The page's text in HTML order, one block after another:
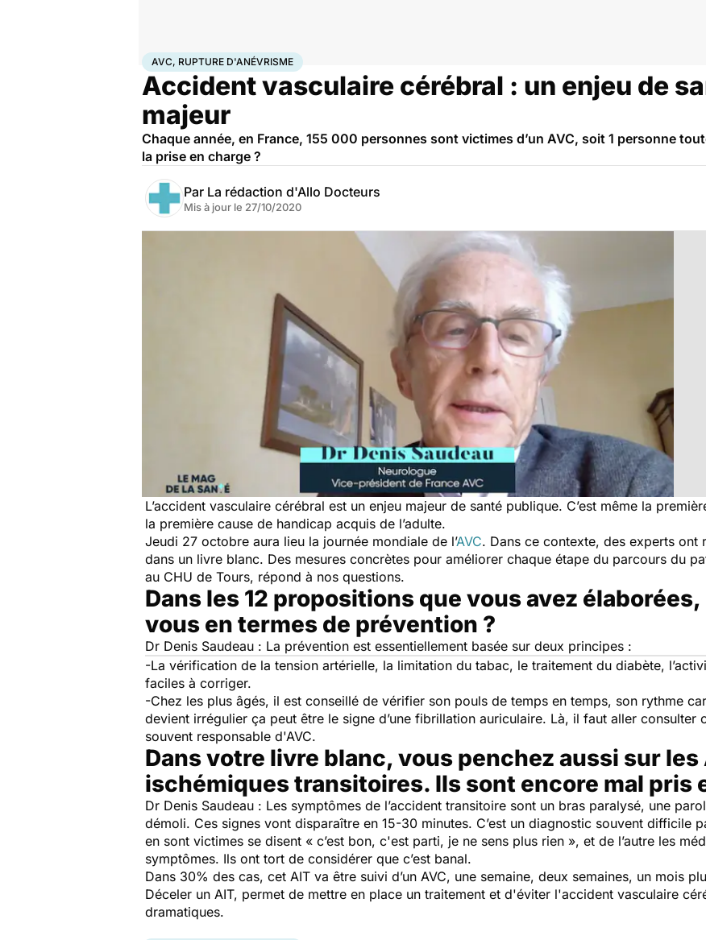
Accueil SantéAVC, rupture d'anévrisme
AVC, RUPTURE D'ANÉVRISME
Accident vasculaire cérébral : un enjeu de
majeur
Chaque année, en France, 155 000 personnes sont victimes d’un AVC, soit 1 personne
la prise en charge ?
Par La rédaction d'Allo Docteurs
Mis à jour le 27/10/2020
L’accident vasculaire cérébral est un enjeu majeur de santé publique. C’est même la
la première cause de handicap acquis de l’adulte.
Jeudi 27 octobre aura lieu la journée mondiale de l’AVC. Dans ce contexte, des experts
dans un livre blanc. Des mesures concrètes pour améliorer chaque étape du parcours du
au CHU de Tours, répond à nos questions.
Dans les 12 propositions que vous avez
vous en termes de prévention ?
Dr Denis Saudeau : La prévention est essentiellement basée sur deux principes :
-La vérification de la tension artérielle, la limitation du tabac, le traitement du diabète,
faciles à corriger.
-Chez les plus âgés, il est conseillé de vérifier son pouls de temps en temps, son rythme
devient irrégulier ça peut être le signe d’une fibrillation auriculaire. Là, il faut aller consulter
souvent responsable d'AVC.
Dans votre livre blanc, vous penchez aussi sur
ischémiques transitoires. Ils sont encore mal pris
Dr Denis Saudeau : Les symptômes de l’accident transitoire sont un bras paralysé, une
démoli. Ces signes vont disparaître en 15-30 minutes. C’est un diagnostic souvent difficile
en sont victimes se disent « c’est bon, c'est parti, je ne sens plus rien », et de l’autre les
symptômes. Ils ont tort de considérer que c’est banal.
Dans 30% des cas, cet AIT va être suivi d’un AVC, une semaine, deux semaines, un mois
Déceler un AIT, permet de mettre en place un traitement et d'éviter l'accident vasculaire
dramatiques.